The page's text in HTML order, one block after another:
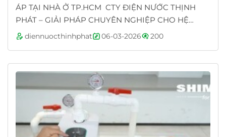
ÁP TẠI NHÀ Ở TP.HCM CTY ĐIỆN NƯỚC THỊNH
PHÁT – GIẢI PHÁP CHUYÊN NGHIỆP CHO HỆ
THỐNG CẤP NƯỚC GIA ĐÌNH 1. Tổng quan về nhu
diennuocthinhphat 06-03-2026 200